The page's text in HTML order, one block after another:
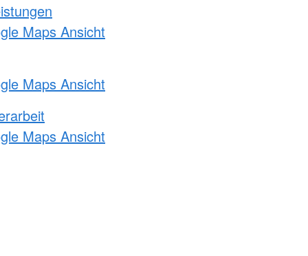
Maps Ansicht
Maps Ansicht
Maps Ansicht